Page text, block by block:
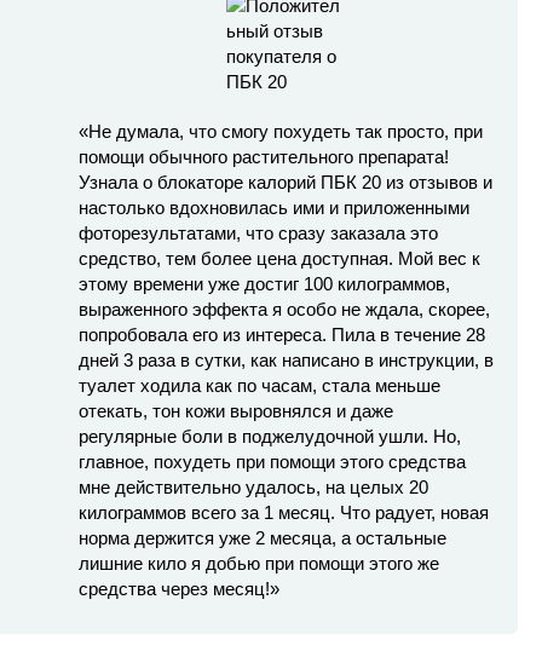
«Не думала, что смогу похудеть так просто, при
помощи обычного растительного препарата!
Узнала о блокаторе калорий ПБК 20 из отзывов и
настолько вдохновилась ими и приложенными
фоторезультатами, что сразу заказала это
средство, тем более цена доступная. Мой вес к
этому времени уже достиг 100 килограммов,
выраженного эффекта я особо не ждала, скорее,
попробовала его из интереса. Пила в течение 28
дней 3 раза в сутки, как написано в инструкции, в
туалет ходила как по часам, стала меньше
отекать, тон кожи выровнялся и даже
регулярные боли в поджелудочной ушли. Но,
главное, похудеть при помощи этого средства
мне действительно удалось, на целых 20
килограммов всего за 1 месяц. Что радует, новая
норма держится уже 2 месяца, а остальные
лишние кило я добью при помощи этого же
средства через месяц!»